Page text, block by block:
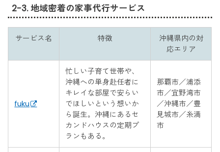
2-3. 地域密着の家事代行サービス
サービス名 特徴
沖縄県内の対
応エリア
fuku
忙しい子育て世帯や、
沖縄への単身赴任者に
キレイな部屋で安らい
でほしいという想いか
ら誕生。沖縄にあるセ
カンドハウスの定期プ
ランもある。
那覇市／浦添
市／宜野湾市
／沖縄市／豊
見城市／糸満
市